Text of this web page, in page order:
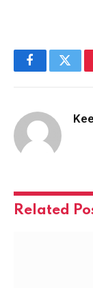
Facebook
Related